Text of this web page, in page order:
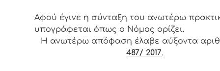
Αφού έγινε η σύνταξη του ανωτέρω
υπογράφεται όπως ο Νόμος ορίζει.
Η ανωτέρω απόφαση έλαβε αύξοντα
487/ 2017.